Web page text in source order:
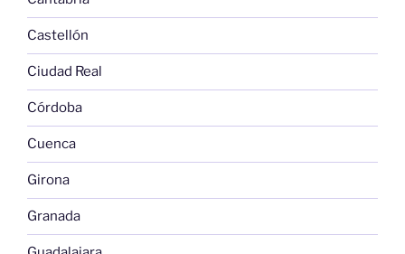
Castellón
Ciudad Real
Córdoba
Cuenca
Girona
Granada